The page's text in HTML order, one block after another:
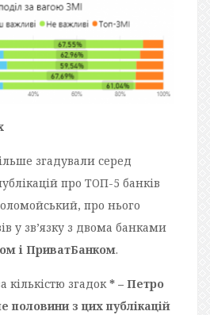
згадували серед
про ТОП-5 банків
про нього
у зв’язку з двома банками
і ПриватБанком.
кількістю згадок* – Петро
половини з цих публікацій